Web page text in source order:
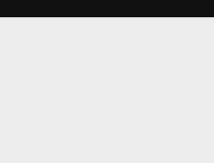
Ни жив, ни мертв